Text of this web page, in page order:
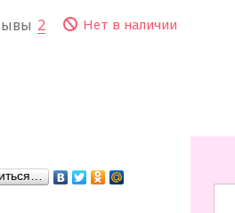
2 Нет в наличии